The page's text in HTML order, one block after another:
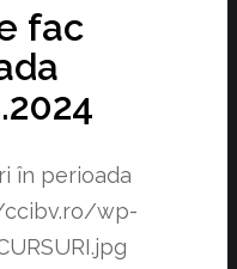
fac
în perioada
wp-